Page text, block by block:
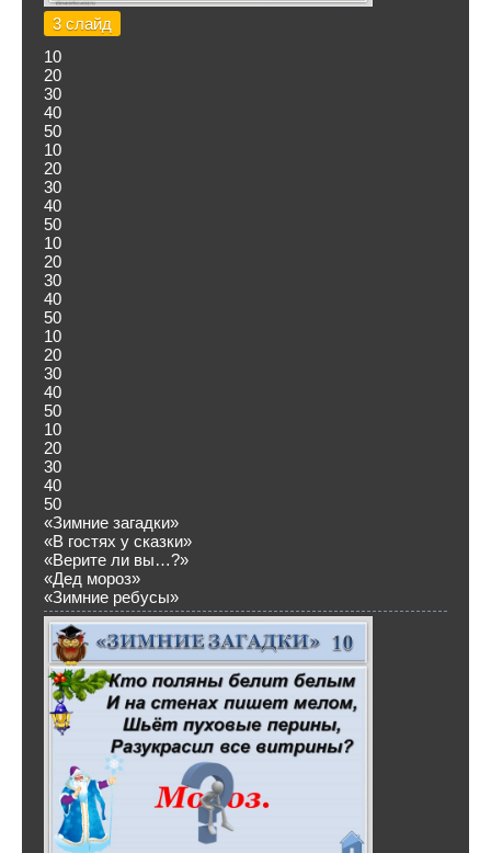
3 слайд
10
20
30
40
50
10
20
30
40
50
10
20
30
40
50
10
20
30
40
50
10
20
30
40
50
«Зимние загадки»
«В гостях у сказки»
«Верите ли вы…?»
«Дед мороз»
«Зимние ребусы»